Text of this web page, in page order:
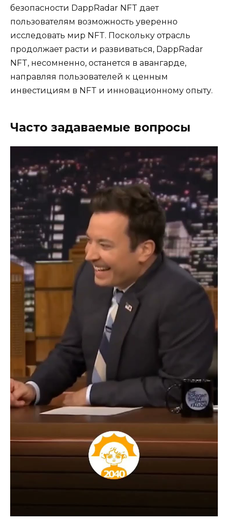
безопасности DappRadar NFT дает
пользователям возможность уверенно
исследовать мир NFT. Поскольку отрасль
продолжает расти и развиваться, DappRadar
NFT, несомненно, останется в авангарде,
направляя пользователей к ценным
инвестициям в NFT и инновационному опыту.
Часто задаваемые вопросы